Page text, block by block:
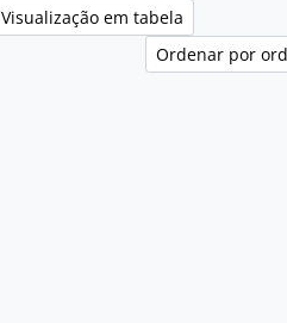
Visualização em tabela
Ordenar por